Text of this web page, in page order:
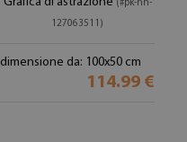
(#pk-nn-
127063511)
dimensione da: 100x50 cm
114.99 €